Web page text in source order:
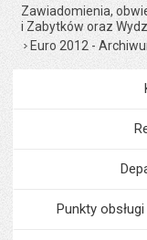
Zawiadomienia,
i Zabytków oraz
Euro 2012 -
Punkty